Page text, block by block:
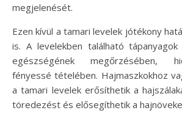
megjelenését.
Ezen kívül a tamari levelek jótékony
is. A levelekben található
egészségének megőrzésében,
fényessé tételében. Hajmaszkokhoz
a tamari levelek erősíthetik a
töredezést és elősegíthetik a